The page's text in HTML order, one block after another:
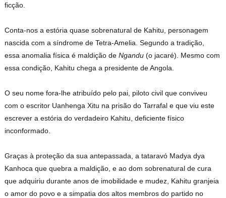
ficção.
Conta-nos a estória quase sobrenatural de Kahitu, personagem
nascida com a síndrome de Tetra-Amelia. Segundo a tradição,
essa anomalia física é maldição deNgandu (o jacaré). Mesmo com
essa condição, Kahitu chega a presidente de Angola.
O seu nome fora-lhe atribuído pelo pai, piloto civil que conviveu
com o escritor Uanhenga Xitu na prisão do Tarrafal e que viu este
escrever a estória do verdadeiro Kahitu, deficiente físico
inconformado.
Graças à proteção da sua antepassada, a tataravó Madya dya
Kanhoca que quebra a maldição, e ao dom sobrenatural de cura
que adquiriu durante anos de imobilidade e mudez, Kahitu granjeia
o amor do povo e a simpatia dos altos membros do partido no